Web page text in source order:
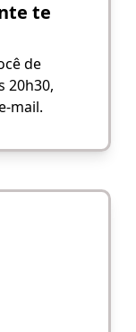
te
de
20h30,
mail.